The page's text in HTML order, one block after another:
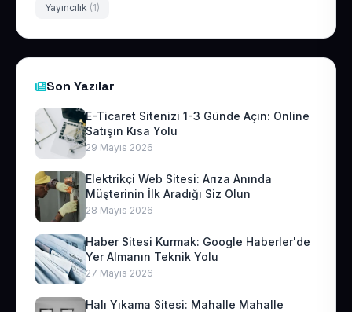
Yayıncılık (1)
Son Yazılar
E-Ticaret Sitenizi 1-3 Günde Açın: Online
Satışın Kısa Yolu
29 Mayıs 2026
Elektrikçi Web Sitesi: Arıza Anında
Müşterinin İlk Aradığı Siz Olun
28 Mayıs 2026
Haber Sitesi Kurmak: Google Haberler'de
Yer Almanın Teknik Yolu
27 Mayıs 2026
Halı Yıkama Sitesi: Mahalle Mahalle